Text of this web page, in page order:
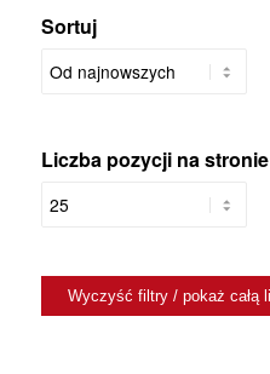
Sortuj
Liczba pozycji na stronie